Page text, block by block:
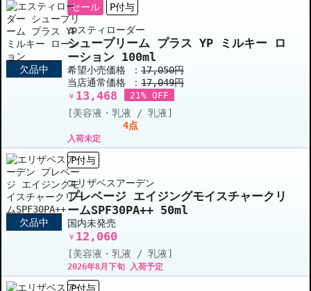
欠品中
セール P付与
エスティローダー
シュープリーム プラス YP ミルキー ロ
ーション 100ml
希望小売価格 ： 17,050円
当店通常価格 ： 17,049円
￥ 13,468 21% OFF
[美容液・乳液 / 乳液]
4点
入荷未定
欠品中
P付与
エリザベスアーデン
プレベージ エイジングモイスチャークリ
ームSPF30PA++ 50ml
国内未発売
￥ 12,060
[美容液・乳液 / 乳液]
2026年8月下旬 入荷予定
P付与